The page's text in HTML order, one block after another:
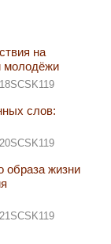
на
молодёжи
слов:
образа жизни